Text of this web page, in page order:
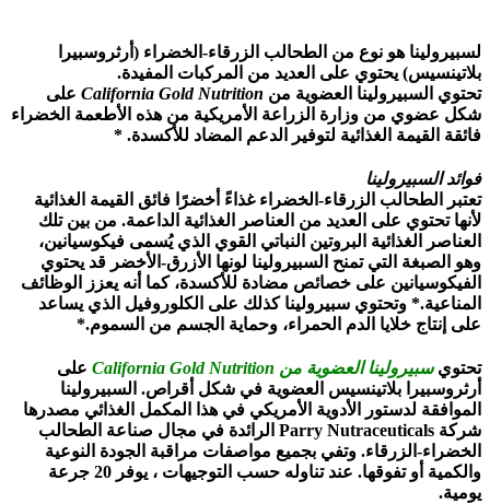
لسبيرولينا هو نوع من الطحالب الزرقاء-الخضراء (أرثروسبيرا
بلاتينسيس) يحتوي على العديد من المركبات المفيدة.
تحتوي السبيرولينا العضوية من California Gold Nutrition على
شكل عضوي من وزارة الزراعة الأمريكية من هذه الأطعمة الخضراء
فائقة القيمة الغذائية لتوفير الدعم المضاد للأكسدة. *
فوائد السبيرولينا
تعتبر الطحالب الزرقاء-الخضراء غذاءً أخضرًا فائق القيمة الغذائية
لأنها تحتوي على العديد من العناصر الغذائية الداعمة. من بين تلك
العناصر الغذائية البروتين النباتي القوي الذي يُسمى فيكوسيانين،
وهو الصبغة التي تمنح السبيرولينا لونها الأزرق-الأخضر قد يحتوي
الفيكوسيانين على خصائص مضادة للأكسدة، كما أنه يعزز الوظائف
المناعية.* وتحتوي سبيرولينا كذلك على الكلوروفيل الذي يساعد
على إنتاج خلايا الدم الحمراء، وحماية الجسم من السموم.*
تحتويسبيرولينا العضوية من California Gold Nutrition
على
أرثروسبيرا بلاتينسيس العضوية في شكل أقراص. السبيرولينا
الموافقة لدستور الأدوية الأمريكي في هذا المكمل الغذائي مصدرها
شركة Parry Nutraceuticals الرائدة في مجال صناعة الطحالب
الخضراء-الزرقاء. وتفي بجميع مواصفات مراقبة الجودة النوعية
والكمية أو تفوقها. عند تناوله حسب التوجيهات ، يوفر 20 جرعة
يومية.